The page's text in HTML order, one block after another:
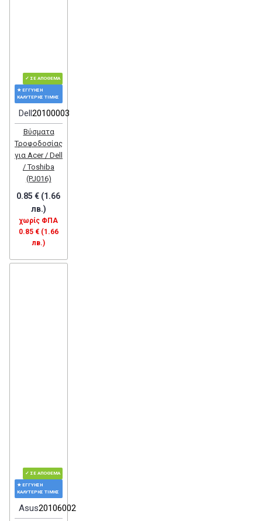
✓ ΣΕ ΑΠΌΘΕΜΑ
★ ΕΓΓΎΗΣΗ
ΚΑΛΎΤΕΡΗΣ ΤΙΜΉΣ
Dell20100003
Βύσματα
Τροφοδοσίας
για Acer / Dell
/ Toshiba
(PJ016)
0.85 € (1.66
лв.)
χωρίς ΦΠΑ
0.85 € (1.66
лв.)
✓ ΣΕ ΑΠΌΘΕΜΑ
★ ΕΓΓΎΗΣΗ
ΚΑΛΎΤΕΡΗΣ ΤΙΜΉΣ
Asus20106002